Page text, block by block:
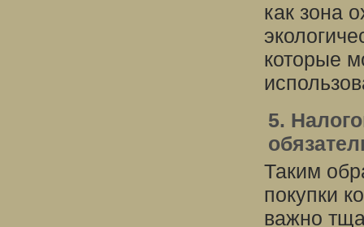
как зона
которые
5.
Таким
покупки
важно